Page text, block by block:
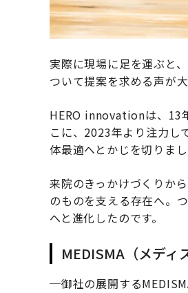
実際に現場に足を運ぶと
ついて提案を求める声が
HERO innovationは、13
こに、2023年より注力し
体最適へとかじを切りまし
来院のきっかけづくりか
のものを支える存在へ。
へと進化したのです。
MEDISMA（メディ
─御社の展開する